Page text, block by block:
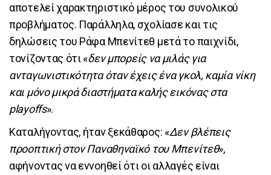
αποτελεί χαρακτηριστικό μέρος του συνολικού
προβλήματος. Παράλληλα, σχολίασε και τις
δηλώσεις του Ράφα Μπενίτεθ μετά το παιχνίδι,
τονίζοντας ότι «δεν μπορείς να μιλάς για
ανταγωνιστικότητα όταν έχεις ένα γκολ, καμία νίκη
και μόνο μικρά διαστήματα καλής εικόνας στα
playoffs».
Καταλήγοντας, ήταν ξεκάθαρος: «Δεν βλέπεις
προοπτική στον Παναθηναϊκό του Μπενίτεθ»,
αφήνοντας να εννοηθεί ότι οι αλλαγές είναι